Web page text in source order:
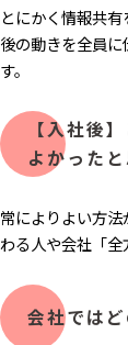
とにかく情報共
後の動きを全員
す。
【入社後
よかった
常によりよい方
わる人や会社「全
会社では